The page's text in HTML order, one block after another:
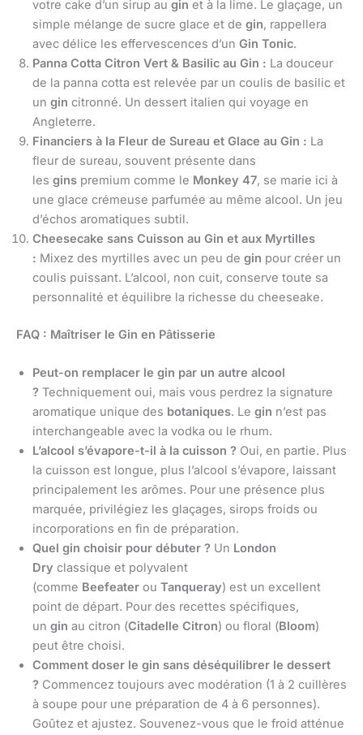
votre cake d’un sirup au gin et à la lime. Le glaçage, un
simple mélange de sucre glace et de gin, rappellera
avec délice les effervescences d’un Gin Tonic.
Panna Cotta Citron Vert & Basilic au Gin : La douceur
de la panna cotta est relevée par un coulis de basilic et
un gin citronné. Un dessert italien qui voyage en
Angleterre.
Financiers à la Fleur de Sureau et Glace au Gin : La
fleur de sureau, souvent présente dans
les gins premium comme le Monkey 47, se marie ici à
une glace crémeuse parfumée au même alcool. Un jeu
d’échos aromatiques subtil.
Cheesecake sans Cuisson au Gin et aux Myrtilles
: Mixez des myrtilles avec un peu de gin pour créer un
coulis puissant. L’alcool, non cuit, conserve toute sa
personnalité et équilibre la richesse du cheeseake.
FAQ : Maîtriser le Gin en Pâtisserie
Peut-on remplacer le gin par un autre alcool
? Techniquement oui, mais vous perdrez la signature
aromatique unique des botaniques. Le gin n’est pas
interchangeable avec la vodka ou le rhum.
L’alcool s’évapore-t-il à la cuisson ? Oui, en partie. Plus
la cuisson est longue, plus l’alcool s’évapore, laissant
principalement les arômes. Pour une présence plus
marquée, privilégiez les glaçages, sirops froids ou
incorporations en fin de préparation.
Quel gin choisir pour débuter ? Un London
Dry classique et polyvalent
(comme Beefeater ou Tanqueray) est un excellent
point de départ. Pour des recettes spécifiques,
un gin au citron (Citadelle Citron) ou floral (Bloom)
peut être choisi.
Comment doser le gin sans déséquilibrer le dessert
? Commencez toujours avec modération (1 à 2 cuillères
à soupe pour une préparation de 4 à 6 personnes).
Goûtez et ajustez. Souvenez-vous que le froid atténue